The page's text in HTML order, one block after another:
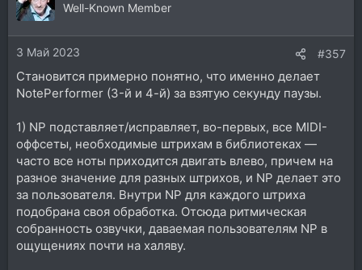
Well-Known Member
3 Май 2023 #357
Становится примерно понятно, что именно делает
NotePerformer (3-й и 4-й) за взятую секунду паузы.
1) NP подставляет/исправляет, во-первых, все MIDI-
оффсеты, необходимые штрихам в библиотеках —
часто все ноты приходится двигать влево, причем на
разное значение для разных штрихов, и NP делает это
за пользователя. Внутри NP для каждого штриха
подобрана своя обработка. Отсюда ритмическая
собранность озвучки, даваемая пользователям NP в
ощущениях почти на халяву.